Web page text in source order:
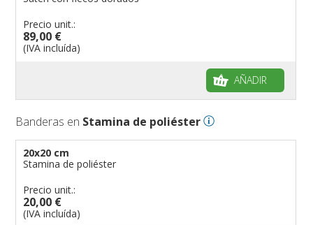
Precio unit.:
89,00 €
(IVA incluída)
AÑADIR
Banderas en Stamina de poliéster
20x20 cm
Stamina de poliéster
Precio unit.:
20,00 €
(IVA incluída)